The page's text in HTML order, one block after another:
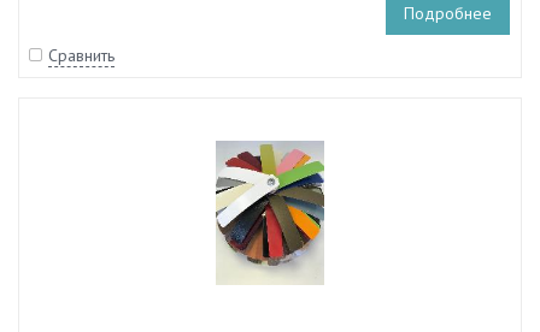
Подробнее
Сравнить